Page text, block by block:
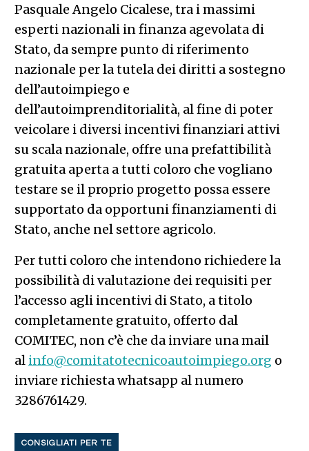
Pasquale Angelo Cicalese, tra i massimi
esperti nazionali in finanza agevolata di
Stato, da sempre punto di riferimento
nazionale per la tutela dei diritti a sostegno
dell’autoimpiego e
dell’autoimprenditorialità, al fine di poter
veicolare i diversi incentivi finanziari attivi
su scala nazionale, offre una prefattibilità
gratuita aperta a tutti coloro che vogliano
testare se il proprio progetto possa essere
supportato da opportuni finanziamenti di
Stato, anche nel settore agricolo.
Per tutti coloro che intendono richiedere la
possibilità di valutazione dei requisiti per
l’accesso agli incentivi di Stato, a titolo
completamente gratuito, offerto dal
COMITEC, non c’è che da inviare una mail
al info@comitatotecnicoautoimpiego.org o
inviare richiesta whatsapp al numero
3286761429.
CONSIGLIATI PER TE